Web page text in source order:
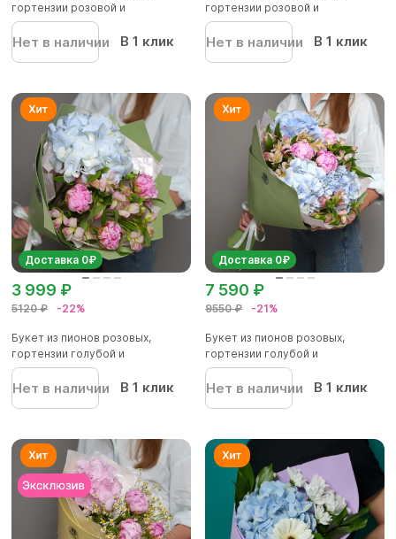
гортензии розовой и
альстромер...
Нет в наличии В 1 клик
гортензии розовой и
альстромер...
Нет в наличии В 1 клик
Доставка 0₽
5120 ₽ -22%
3 999 ₽
Букет из пионов розовых,
гортензии голубой и
альстромер...
Нет в наличии В 1 клик
Доставка 0₽
9550 ₽ -21%
7 590 ₽
Букет из пионов розовых,
гортензии голубой и
альстромер...
Нет в наличии В 1 клик